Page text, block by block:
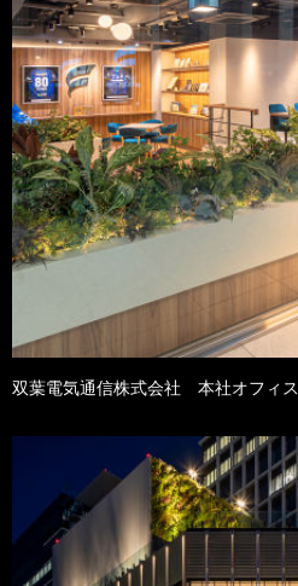
双葉電気通信株式会社 本社オフィス